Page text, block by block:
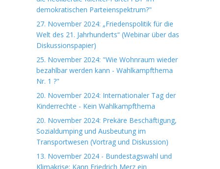
demokratischen Parteienspektrum?"
27. November 2024: „Friedenspolitik für die
Welt des 21. Jahrhunderts“ (Webinar über das
Diskussionspapier)
25. November 2024: "Wie Wohnraum wieder
bezahlbar werden kann - Wahlkampfthema
Nr. 1 ?"
20. November 2024: Internationaler Tag der
Kinderrechte - Kein Wahlkampfthema
20. November 2024: Prekäre Beschäftigung,
Sozialdumping und Ausbeutung im
Transportwesen (Vortrag und Diskussion)
13. November 2024 - Bundestagswahl und
Klimakrise: Kann Friedrich Merz ein